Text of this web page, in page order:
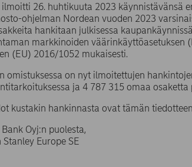
26. huhtikuuta 2023 käynnistävänsä
ohjelman Nordean vuoden 2023
hankitaan julkisessa
markkinoiden väärinkäyttöasetuksen
(EU) 2016/1052 mukaisesti.
omistuksessa on nyt ilmoitettujen
ja 4 787 315 omaa osaketta
kustakin hankinnasta ovat tämän
Oyj:n puolesta,
Europe SE